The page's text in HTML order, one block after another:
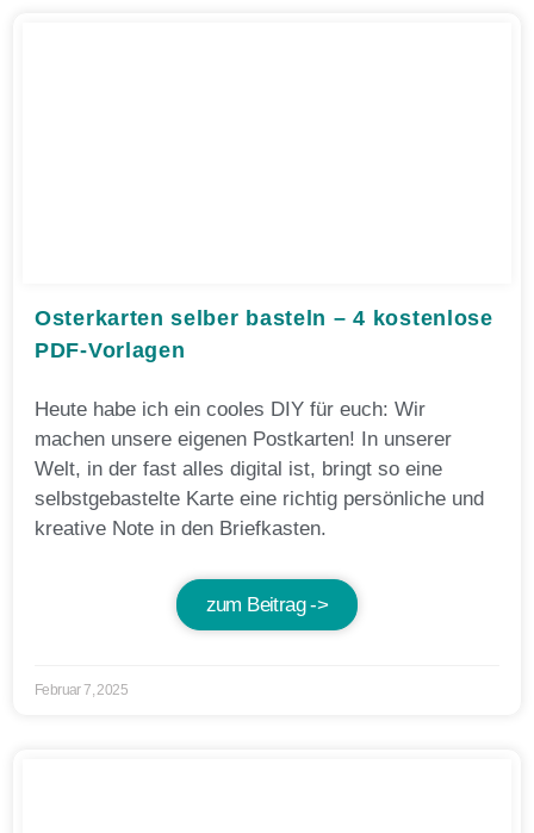
Osterkarten selber basteln – 4 kostenlose
PDF-Vorlagen
Heute habe ich ein cooles DIY für euch: Wir
machen unsere eigenen Postkarten! In unserer
Welt, in der fast alles digital ist, bringt so eine
selbstgebastelte Karte eine richtig persönliche und
kreative Note in den Briefkasten.
zum Beitrag ->
Februar 7, 2025